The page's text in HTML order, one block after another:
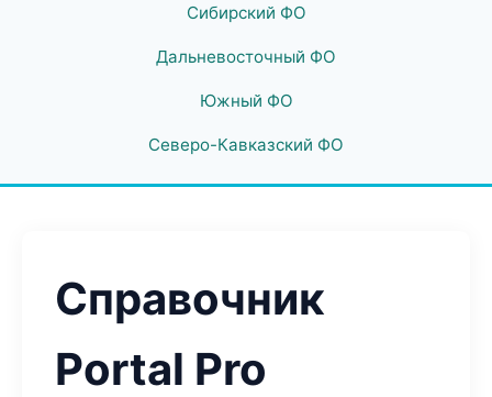
Сибирский ФО
Дальневосточный ФО
Южный ФО
Северо-Кавказский ФО
Справочник
Portal Pro